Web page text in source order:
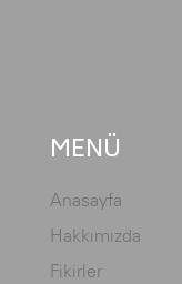
MENÜ
Anasayfa
Hakkımızda
Fikirler